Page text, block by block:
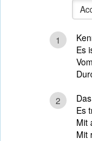
1
Es
2
Es
Mit
Mit